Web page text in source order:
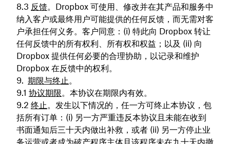
反馈。Dropbox 可使用、修改并在其产品和服务中
纳入客户或最终用户可能提供的任何反馈，而无需对客
户承担任何义务。客户同意：(i) 特此向 Dropbox 转让
任何反馈中的所有权利、所有权和权益；以及 (ii) 向
Dropbox 提供任何必要的合理协助，以记录和维护
Dropbox 在反馈中的权利。
期限与终止。
协议期限。本协议在期限内有效。
终止。发生以下情况的，任一方可终止本协议，包
括所有订单：(i) 另一方严重违反本协议且未能在收到
书面通知后三十天内做出补救，或者 (ii) 另一方停止业
务运营或者成为破产程序主体且该程序未在九十天内撤